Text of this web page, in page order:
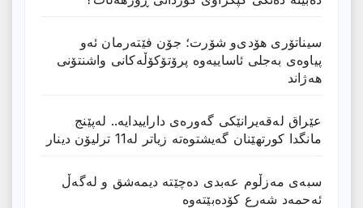
سیناتۆری هۆدی‌و شۆرت؛ جۆن فێتەرمان ئەو
پیاوەی بەجلی ئاساییەوە پرۆتۆکۆڵەکانی واشنتۆنی
هەژاند
عێراق له‌قه‌یرانێكى گه‌وره‌ى داراییدایه‌.. له‌پێنج
مانگدا كورتهێنان گه‌یشتوه‌ته‌ زیاتر له‌11 ترلیۆن دینار
سبەی مەزڵوم عەبدی دەچێتە دیمەشق و لەگەڵ
ئەحمەد شەرع کۆدەبێتەوە